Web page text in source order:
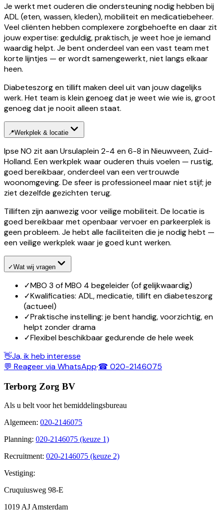
Je werkt met ouderen die ondersteuning nodig hebben bij
ADL (eten, wassen, kleden), mobiliteit en medicatiebeheer.
Veel cliënten hebben complexere zorgbehoefte en daar zit
jouw expertise: geduldig, praktisch, je weet hoe je iemand
waardig helpt. Je bent onderdeel van een vast team met
korte lijntjes — er wordt samengewerkt, niet langs elkaar
heen.
Diabeteszorg en tillift maken deel uit van jouw dagelijks
werk. Het team is klein genoeg dat je weet wie wie is, groot
genoeg dat je nooit alleen staat.
📍Werkplek & locatie
Ipse NO zit aan Ursulaplein 2-4 en 6-8 in Nieuwveen, Zuid-
Holland. Een werkplek waar ouderen thuis voelen — rustig,
goed bereikbaar, onderdeel van een vertrouwde
woonomgeving. De sfeer is professioneel maar niet stijf; je
ziet dezelfde gezichten terug.
Tilliften zijn aanwezig voor veilige mobiliteit. De locatie is
goed bereikbaar met openbaar vervoer en parkeerplek is
geen probleem. Je hebt alle faciliteiten die je nodig hebt —
een veilige werkplek waar je goed kunt werken.
✓Wat wij vragen
✓MBO 3 of MBO 4 begeleider (of gelijkwaardig)
✓Kwalificaties: ADL, medicatie, tillift en diabeteszorg
(actueel)
✓Praktische instelling: je bent handig, voorzichtig, en
helpt zonder drama
✓Flexibel beschikbaar gedurende de hele week
👋Ja, ik heb interesse
💬 Reageer via WhatsApp·☎ 020-2146075
Terborg Zorg BV
Als u belt voor het bemiddelingsbureau
Algemeen: 020-2146075
Planning: 020-2146075 (keuze 1)
Recruitment: 020-2146075 (keuze 2)
Vestiging:
Cruquiusweg 98-E
1019 AJ Amsterdam